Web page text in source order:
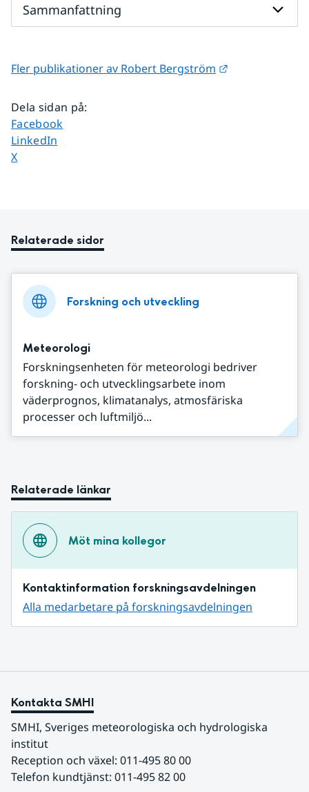
Sammanfattning
Fler publikationer av Robert Bergström
Dela sidan på:
Dela sidan på
Facebook
Dela sidan på
LinkedIn
Dela sidan på
X
Relaterade sidor
Forskning och utveckling
Meteorologi
Forskningsenheten för meteorologi bedriver
forskning- och utvecklingsarbete inom
väderprognos, klimatanalys, atmosfäriska
processer och luftmiljö...
Relaterade länkar
Möt mina kollegor
Kontaktinformation forskningsavdelningen
Alla medarbetare på forskningsavdelningen
Kontakta SMHI
SMHI, Sveriges meteorologiska och hydrologiska
institut
Reception och växel: 011-495 80 00
Telefon kundtjänst: 011-495 82 00